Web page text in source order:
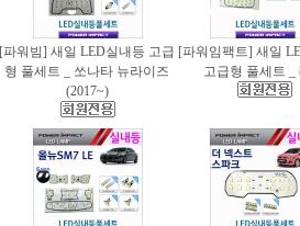
[파워빔] 새일 LED실내등 고급
형 풀세트 _ 쏘나타 뉴라이즈
(2017~)
[파워임팩트] 새일
고급형 풀세트 _